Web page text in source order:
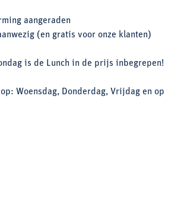
aangeraden
(en gratis voor onze klanten)
is de Lunch in de prijs inbegrepen!
Woensdag, Donderdag, Vrijdag en op